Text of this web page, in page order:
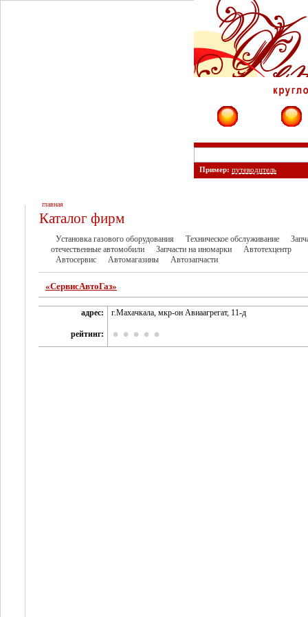
Пример: путеводитель
главная
Каталог фирм
Установка газового оборудования Техническое обслуживание
отечественные автомобили
Запчасти на иномарки
Автотехцентр
Автосервис
Автомагазины Автозапчасти
«СервисАвтоГаз»
адрес: г.Махачкала, мкр-он Авиаагрегат, 11-д
рейтинг: